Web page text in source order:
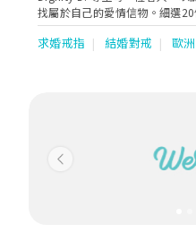
找屬於自己的愛情信物。細選
當地製造。希望象徵婚姻和承
子，更添幸福。
求婚戒指 結婚對戒 歐
Previous